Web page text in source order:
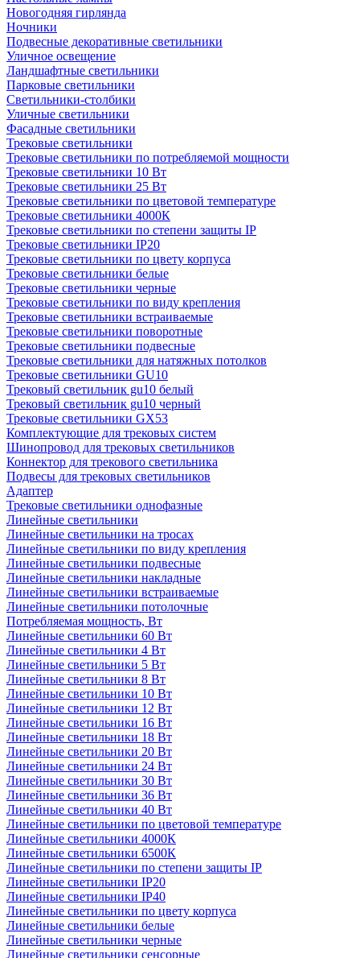
Новогодняя гирлянда
Ночники
Подвесные декоративные светильники
Уличное освещение
Ландшафтные светильники
Парковые светильники
Светильники-столбики
Уличные светильники
Фасадные светильники
Трековые светильники
Трековые светильники по потребляемой мощности
Трековые светильники 10 Вт
Трековые светильники 25 Вт
Трековые светильники по цветовой температуре
Трековые светильники 4000К
Трековые светильники по степени защиты IP
Трековые светильники IP20
Трековые светильники по цвету корпуса
Трековые светильники белые
Трековые светильники черные
Трековые светильники по виду крепления
Трековые светильники встраиваемые
Трековые светильники поворотные
Трековые светильники подвесные
Трековые светильники для натяжных потолков
Трековые светильники GU10
Трековый светильник gu10 белый
Трековый светильник gu10 черный
Трековые светильники GX53
Комплектующие для трековых систем
Шинопровод для трековых светильников
Коннектор для трекового светильника
Подвесы для трековых светильников
Адаптер
Трековые светильники однофазные
Линейные светильники
Линейные светильники на тросах
Линейные светильники по виду крепления
Линейные светильники подвесные
Линейные светильники накладные
Линейные светильники встраиваемые
Линейные светильники потолочные
Потребляемая мощность, Вт
Линейные светильники 60 Вт
Линейные светильники 4 Вт
Линейные светильники 5 Вт
Линейные светильники 8 Вт
Линейные светильники 10 Вт
Линейные светильники 12 Вт
Линейные светильники 16 Вт
Линейные светильники 18 Вт
Линейные светильники 20 Вт
Линейные светильники 24 Вт
Линейные светильники 30 Вт
Линейные светильники 36 Вт
Линейные светильники 40 Вт
Линейные светильники по цветовой температуре
Линейные светильники 4000К
Линейные светильники 6500К
Линейные светильники по степени защиты IP
Линейные светильники IP20
Линейные светильники IP40
Линейные светильники по цвету корпуса
Линейные светильники белые
Линейные светильники черные
Линейные светильники сенсорные